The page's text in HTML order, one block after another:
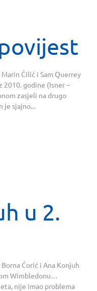
Čilić i Sam Querrey
2010. godine (Isner –
zasjeli na drugo
je sjajno...
u 2.
Ćorić i Ana Konjuh
Wimbledonu…
nije imao problema